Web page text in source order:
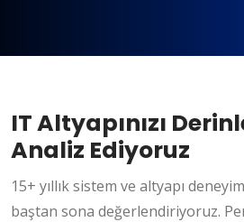
IT Altyapınızı
Analiz Ediyoruz
15+ yıllık sistem ve altyapı
baştan sona değerlendiriyoruz.